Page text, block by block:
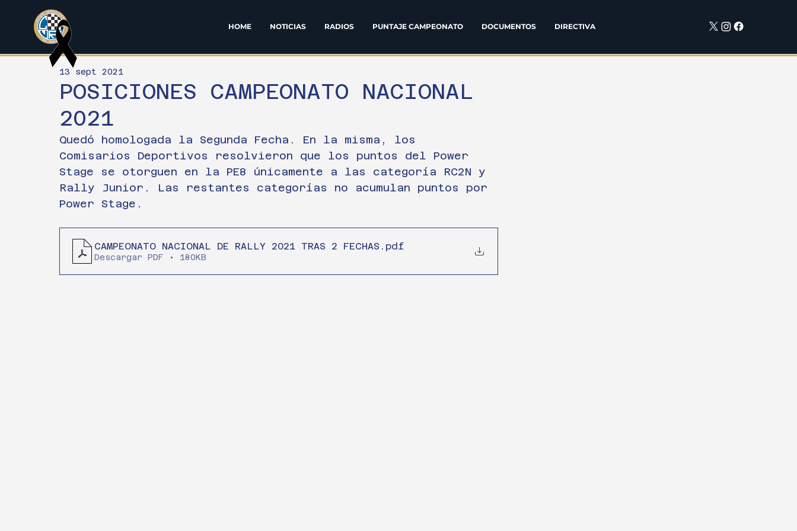
HOME NOTICIAS RADIOS PUNTAJE CAMPEONATO DOCUMENTOS DIRECTIVA
POSICIONES CAMPEONATO NACIONAL
2021
13 sept 2021
Quedó homologada la Segunda Fecha. En la misma, los
Comisarios Deportivos resolvieron que los puntos del Power
Stage se otorguen en la PE8 únicamente a las categoría RC2N y
Rally Junior. Las restantes categorías no acumulan puntos por
Power Stage.
CAMPEONATO NACIONAL DE RALLY 2021 TRAS 2 FECHAS .pdf
Descargar PDF • 180KB